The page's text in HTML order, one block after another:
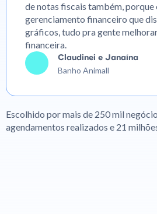
de notas fiscais também, porque
gerenciamento financeiro que
gráficos, tudo pra gente
financeira.
Claudinei e Janaína
Banho Animall
Escolhido por mais de 250 mil
agendamentos realizados e 21